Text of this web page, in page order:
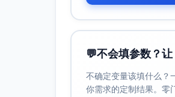
不需要长，只
第三章 夜间放松
缓散开的想法。
💬不会填参数？
不确定变量该填什么？
你需求的定制结果。零